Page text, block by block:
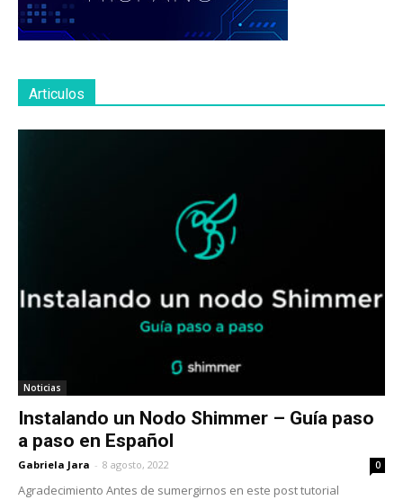
Articulos
Noticias
Instalando un Nodo Shimmer – Guía paso
a paso en Español
Gabriela Jara - 8 agosto, 2022 0
Agradecimiento Antes de sumergirnos en este post tutorial